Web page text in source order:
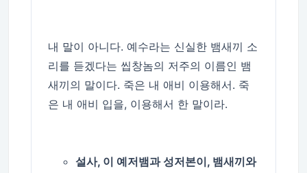
내 말이 아니다. 예수라는 신실한 뱀새끼 소
리를 듣겠다는 씹창놈의 저주의 이름인 뱀
새끼의 말이다. 죽은 내 애비 이용해서. 죽
은 내 애비 입을, 이용해서 한 말이라.
설사, 이 예저뱀과 성저본이, 뱀새끼와